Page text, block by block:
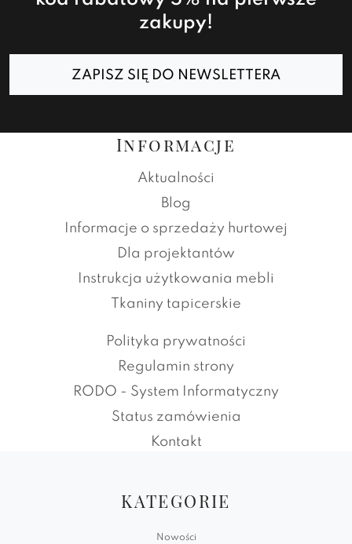
zakupy!
ZAPISZ SIĘ DO NEWSLETTERA
Informacje
Aktualności
Blog
Informacje o sprzedaży hurtowej
Dla projektantów
Instrukcja użytkowania mebli
Tkaniny tapicerskie
Polityka prywatności
Regulamin strony
RODO - System Informatyczny
Status zamówienia
Kontakt
KATEGORIE
Nowości